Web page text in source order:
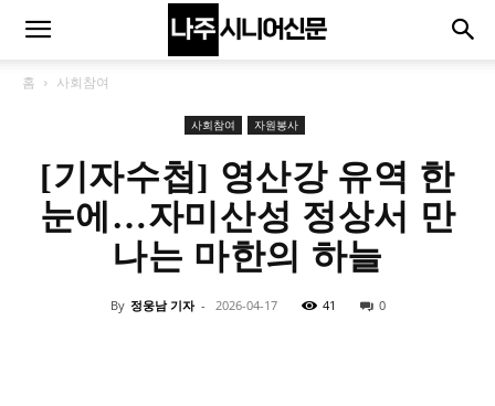
홈 사회참여
사회참여 자원봉사
[기자수첩] 영산강 유역 한
눈에…자미산성 정상서 만
나는 마한의 하늘
By 정웅남 기자 - 2026-04-17 41 0